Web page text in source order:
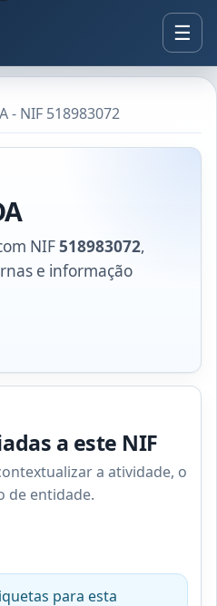
- NIF 518983072
NIF518983072,
e informação
a este NIF
a atividade, o
de entidade.
para esta